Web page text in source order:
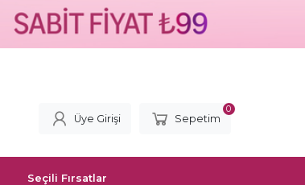
Üye Girişi Sepetim
0
Seçili Fırsatlar